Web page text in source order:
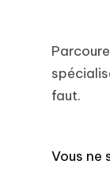
faut.
Vous ne